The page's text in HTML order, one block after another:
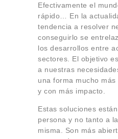
Efectivamente el
rápido… En la
tendencia a resolver
conseguirlo se
los desarrollos entre
sectores. El objetivo
a nuestras
una forma mucho
y con más impacto.
Estas soluciones
persona y no tanto a
misma. Son más